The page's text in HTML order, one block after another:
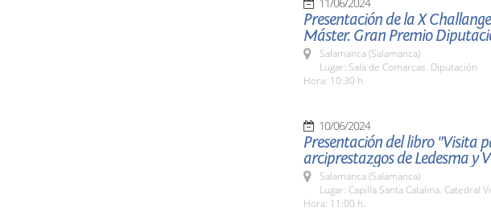
Presentación de la X
Máster. Gran Premio
Salamanca (Salamanca)
Lugar: Sala de Comarcas. Diputación
Hora: 10:30 h.
10/06/2024
Presentación del libro "Visita
arciprestazgos de Ledesma y
Salamanca (Salamanca)
Lugar: Capilla Santa Catalina. Catedral
Hora: 11:00 h.